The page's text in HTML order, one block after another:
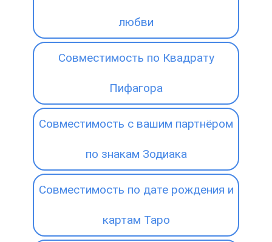
любви
Совместимость по Квадрату
Пифагора
Совместимость с вашим партнёром
по знакам Зодиака
Совместимость по дате рождения и
картам Таро